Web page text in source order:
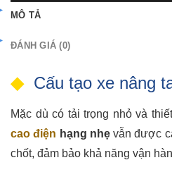
MÔ TẢ
ĐÁNH GIÁ (0)
Cấu tạo xe nâng
Mặc dù có tải trọng nhỏ và
cao điện hạng nhẹvẫn được
chốt, đảm bảo khả năng vận